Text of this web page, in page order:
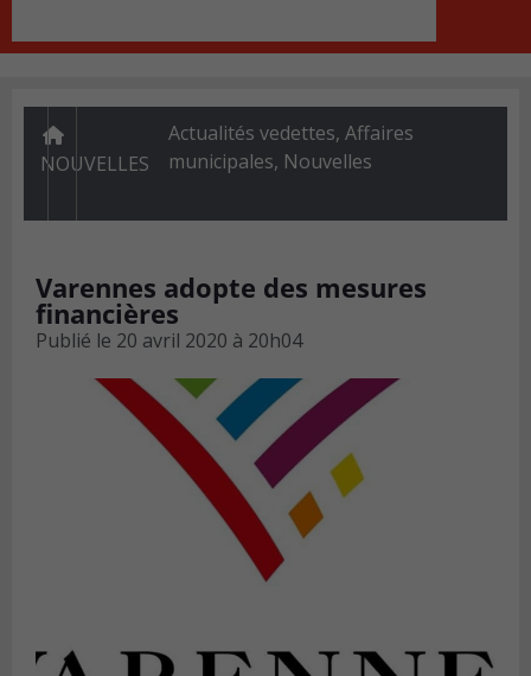
NOUVELLES
Actualités vedettes, Affaires
municipales, Nouvelles
Varennes adopte des mesures
financières
Publié le 20 avril 2020 à 20h04